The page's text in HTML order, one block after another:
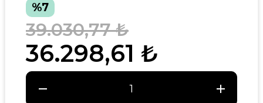
%7
36.298,61 ₺
39.030,77 ₺